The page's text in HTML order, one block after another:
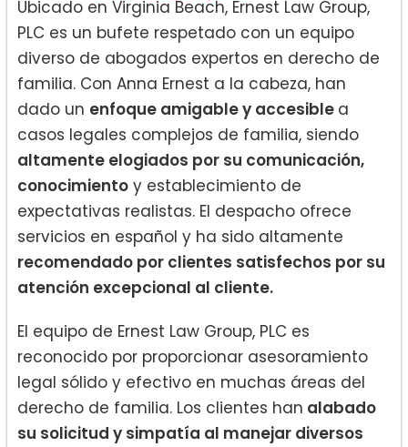
Ubicado en Virginia Beach, Ernest Law Group,
PLC es un bufete respetado con un equipo
diverso de abogados expertos en derecho de
familia. Con Anna Ernest a la cabeza, han
dado un enfoque amigable y accesible a
casos legales complejos de familia, siendo
altamente elogiados por su comunicación,
conocimiento y establecimiento de
expectativas realistas. El despacho ofrece
servicios en español y ha sido altamente
recomendado por clientes satisfechos por su
atención excepcional al cliente.
El equipo de Ernest Law Group, PLC es
reconocido por proporcionar asesoramiento
legal sólido y efectivo en muchas áreas del
derecho de familia. Los clientes han alabado
su solicitud y simpatía al manejar diversos